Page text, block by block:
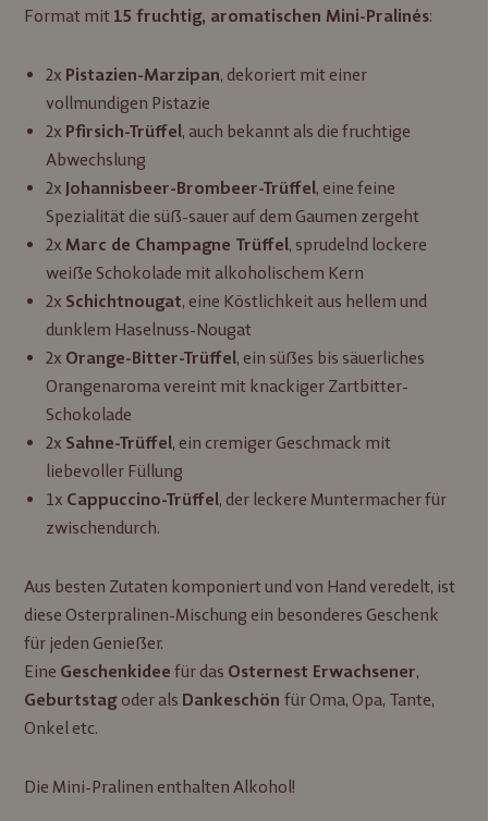
Format mit 15 fruchtig, aromatischen Mini-Pralinés:
2x Pistazien-Marzipan, dekoriert mit einer
vollmundigen Pistazie
2x Pfirsich-Trüffel, auch bekannt als die fruchtige
Abwechslung
2x Johannisbeer-Brombeer-Trüffel, eine feine
Spezialität die süß-sauer auf dem Gaumen zergeht
2x Marc de Champagne Trüffel, sprudelnd lockere
weiße Schokolade mit alkoholischem Kern
2x Schichtnougat, eine Köstlichkeit aus hellem und
dunklem Haselnuss-Nougat
2x Orange-Bitter-Trüffel, ein süßes bis säuerliches
Orangenaroma vereint mit knackiger Zartbitter-
Schokolade
2x Sahne-Trüffel, ein cremiger Geschmack mit
liebevoller Füllung
1x Cappuccino-Trüffel, der leckere Muntermacher für
zwischendurch.
Aus besten Zutaten komponiert und von Hand veredelt, ist
diese Osterpralinen-Mischung ein besonderes Geschenk
für jeden Genießer.
Eine Geschenkidee für das Osternest Erwachsener,
Geburtstagoder als Dankeschönfür Oma, Opa, Tante,
Onkel etc.
Die Mini-Pralinen enthalten Alkohol!